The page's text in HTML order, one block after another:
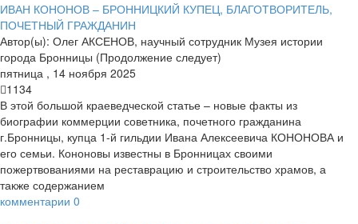
ИВАН КОНОНОВ – БРОННИЦКИЙ КУПЕЦ, БЛАГОТВОРИТЕЛЬ,
ПОЧЕТНЫЙ ГРАЖДАНИН
Автор(ы): Олег АКСЕНОВ, научный сотрудник Музея истории
города Бронницы (Продолжение следует)
пятница , 14 ноября 2025
1134
В этой большой краеведческой статье – новые факты из
биографии коммерции советника, почетного гражданина
г.Бронницы, купца 1-й гильдии Ивана Алексеевича КОНОНОВА и
его семьи. Кононовы известны в Бронницах своими
пожертвованиями на реставрацию и строительство храмов, а
также содержанием
комментарии 0